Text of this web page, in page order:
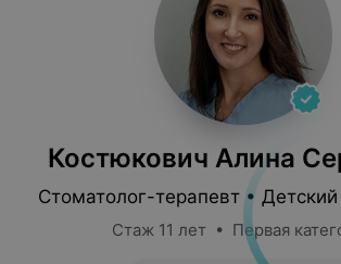
Костюкович Алина
Стоматолог-терапевт • Детский
Стаж 11 лет • Первая